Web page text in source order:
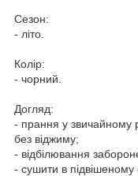
Сезон:
- літо.
Колір:
- чорний.
Догляд:
- прання у звичайному
без віджиму;
- відбілювання
- сушити в підвішеному